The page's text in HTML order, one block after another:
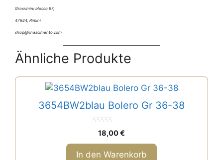
Grosrimini blocco 97,
47924, Rimini
shop@rinascimento.com
Ähnliche Produkte
3654BW2blau Bolero Gr 36-38
o
n
5
18,00€
In den Warenkorb